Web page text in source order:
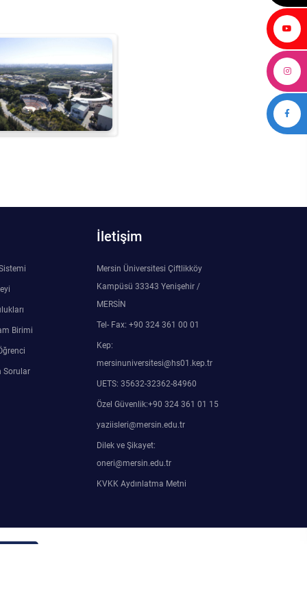
Birimi
Sorular
İletişim
Mersin Üniversitesi Çiftlikköy
Kampüsü 33343 Yenişehir /
MERSİN
Tel- Fax: +90 324 361 00 01
Kep:
mersinuniversitesi@hs01.kep.tr
UETS: 35632-32362-84960
Özel Güvenlik:+90 324 361 01 15
yaziisleri@mersin.edu.tr
Dilek ve Şikayet:
oneri@mersin.edu.tr
KVKK Aydınlatma Metni